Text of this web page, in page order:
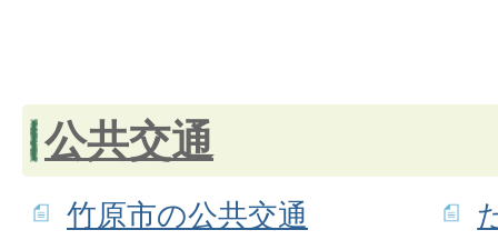
公共交通
竹原市の公共交通